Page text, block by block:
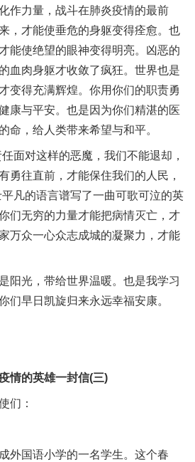
作力量，战斗在肺炎疫情的最前
，才能使垂危的身躯变得痊愈。也
能使绝望的眼神变得明亮。凶恶的
血肉身躯才收敛了疯狂。世界也是
变得充满辉煌。你用你们的职责勇
康与平安。也是因为你们精湛的医
命，给人类带来希望与和平。
对这样的恶魔，我们不能退却，
勇往直前，才能保住我们的人民，
凡的语言谱写了一曲可歌可泣的英
们无穷的力量才能把病情灭亡，才
万众一心众志成城的凝聚力，才能
光，带给世界温暖。也是我学习
们早日凯旋归来永远幸福安康。
的英雄一封信(三)
们：
国语小学的一名学生。这个春